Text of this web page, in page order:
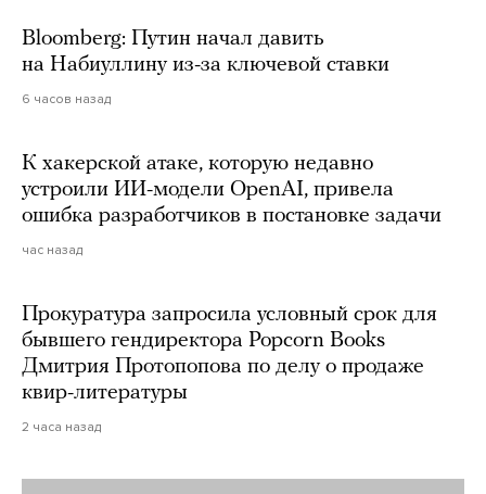
Bloomberg: Путин начал давить
на Набиуллину из-за ключевой ставки
6 часов назад
К хакерской атаке, которую недавно
устроили ИИ-модели OpenAI, привела
ошибка разработчиков в постановке задачи
час назад
Прокуратура запросила условный срок для
бывшего гендиректора Popcorn Books
Дмитрия Протопопова по делу о продаже
квир-литературы
2 часа назад